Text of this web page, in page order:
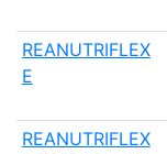
REANUTRIFLEX
E
REANUTRIFLEX